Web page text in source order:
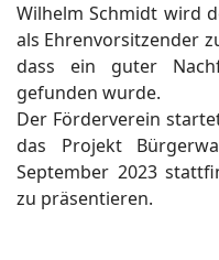
Wilhelm Schmidt wird
als Ehrenvorsitzender
dass ein guter
gefunden wurde.
Der Förderverein
das Projekt
September 2023
zu präsentieren.